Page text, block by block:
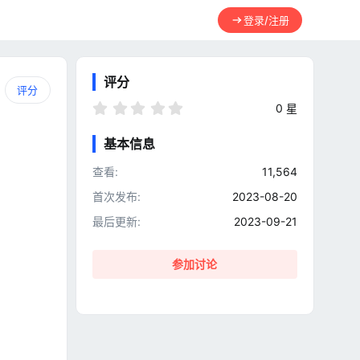
登录/注册
评分
评分
0 星
基本信息
查看
11,564
首次发布
2023-08-20
最后更新
2023-09-21
参加讨论